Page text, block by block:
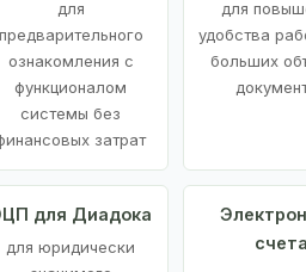
для
предварительного
ознакомления с
функционалом
системы без
затрат
для
удобства
больших
для Диадока
для юридически
счета